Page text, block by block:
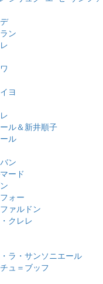
ン
ヨ
ル＆新井順子
ル
ン
ード
ォー
ァルドン
クレレ
ラ・サンソニエール
ュ＝ブッフ